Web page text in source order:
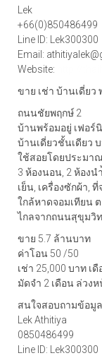
Lek
+66(0)850486499
Line ID: Lek300300
Email:
Website:
ขาย เช่า บ้านเดี่ยว
ถนนชัยพฤกษ์ 2
บ้านพร้อมอยู่ เฟอร์
บ้านเดี่ยวชั้นเดียว
ใช้สอยโดยประมา
3 ห้องนอน, 2 ห้องน
เย็น, เครื่องซักผ้า,
ใกล้หาดจอมเทียน
ไกลจากถนนสุขุมวิ
ขาย 5.7 ล้านบาท
ค่าโอน 50 /50
เช่า 25,000 บาท
มัดจำ 2 เดือน ล่วง
สนใจสอบถามข้อมู
Lek Athitiya
0850486499
Line ID: Lek300300